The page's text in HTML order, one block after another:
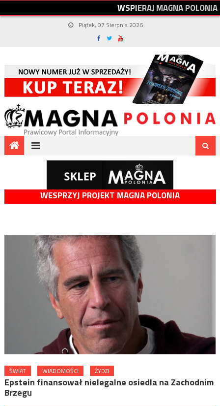
WSPIERAJMAGNAPOLONIA
Piątek, 07 Sierpnia 2026
WESPRZYJ PROJEKT MAGNA POLONIA
ŚWIAT WIADOMOŚCI ŻYDZI
Epstein finansował nielegalne osiedla na Zachodnim
Brzegu